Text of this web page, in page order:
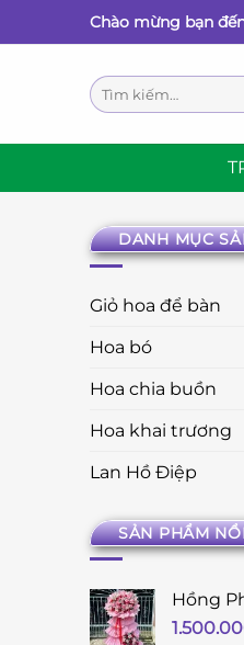
qua
Chào mừng bạn
Tìm
kiếm:
DANH MỤC
Giỏ hoa để bàn
Hoa bó
Hoa chia buồn
Hoa khai trương
Lan Hồ Điệp
SẢN PHẨM
Hồng